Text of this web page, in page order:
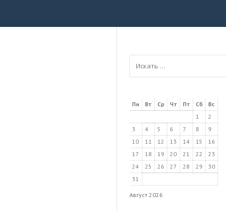
Август 2026
Пн Вт Ср Чт Пт Сб
Вс
1
2
3
4 5 6 7 8
9
10
11 12 13 14 15
16
17
18 19 20 21 22
23
24
25 26 27 28 29
30
31